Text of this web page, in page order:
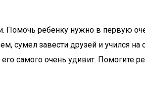
ребенку нужно в первую
сумел завести друзей и учился
самого очень удивит. Помогите